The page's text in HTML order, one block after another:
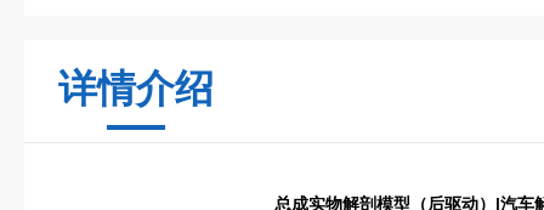
详情介绍
总成实物解剖模型（后驱动）|汽车